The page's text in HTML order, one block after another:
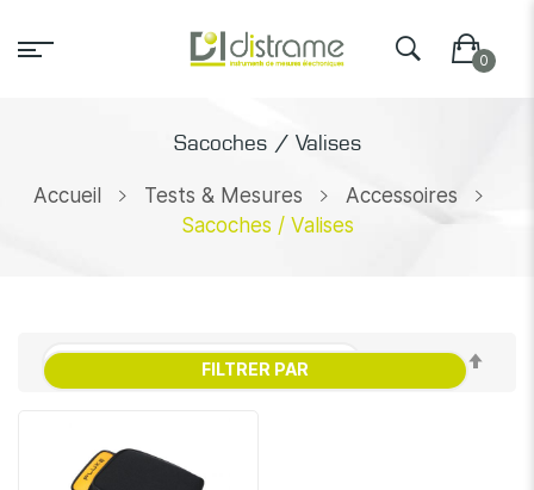
Sacoches / Valises
Accueil Tests & Mesures
Accessoires
Sacoches / Valises
FILTRER PAR